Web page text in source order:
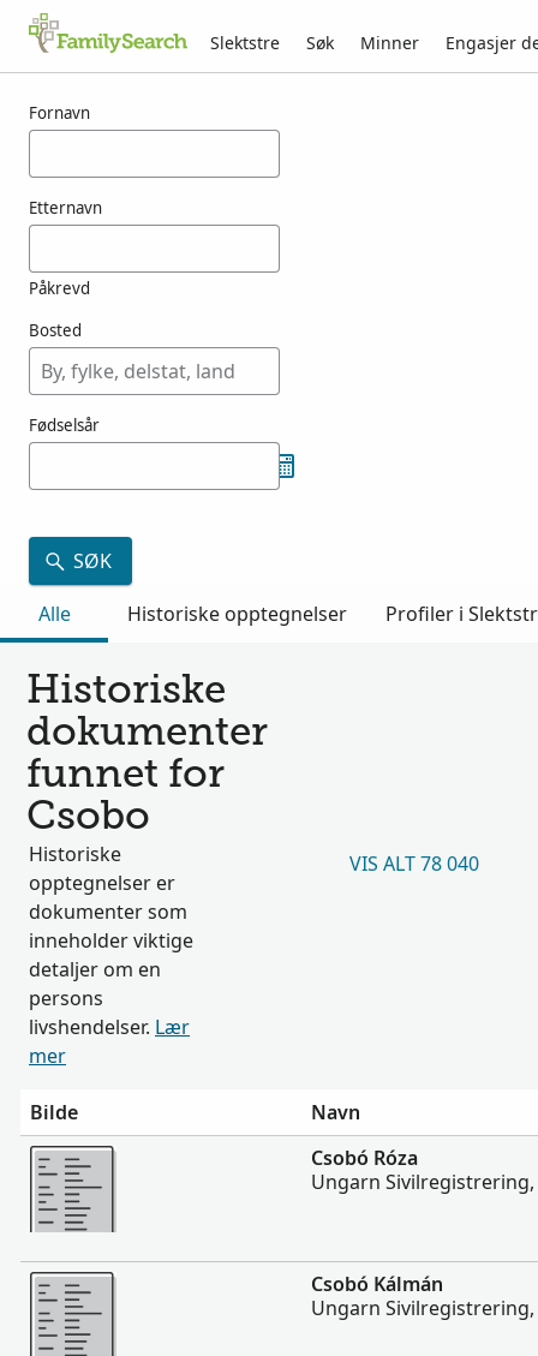
Slektstre Søk Minner Engasjer
Fornavn
Etternavn
Påkrevd
Bosted
Fødselsår
SØK
Alle
Historiske opptegnelser Profiler i
Historiske
dokumenter
funnet for
Csobo
Historiske
opptegnelser er
dokumenter som
inneholder viktige
detaljer om en
persons
livshendelser. Lær
mer
VIS ALT 78 040
Bilde
Navn
Flere
Csobó Róza
Ungarn Sivilregistrering,
Flere
Csobó Kálmán
Ungarn Sivilregistrering,